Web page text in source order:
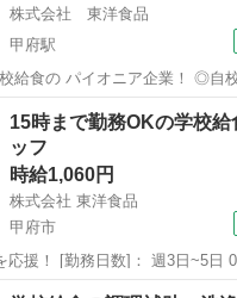
株式会社 東洋食品
甲府駅
オニア企業！ ◎自校調理方式243校以上/
道から九州まで 全国の子ど
、 1日あたり「150万食以上」
甲府駅 その他
15時まで勤務OKの学校給
ッフ
時給1,060円
株式会社 東洋食品
甲府市
月/火/水/
県甲府市古府中町 甲
その他